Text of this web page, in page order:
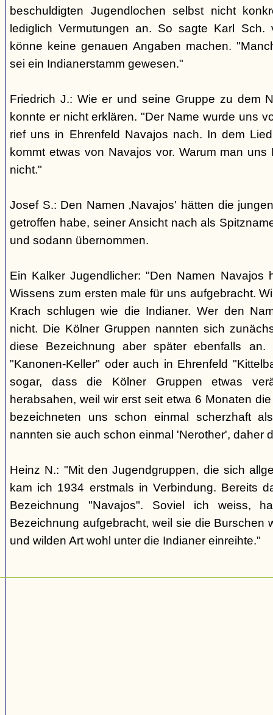
beschuldigten Jugendlochen selbst nicht
lediglich Vermutungen an. So sagte Karl
könne keine genauen Angaben machen.
sei ein Indianerstamm gewesen."
Friedrich J.: Wie er und seine Gruppe zu dem
konnte er nicht erklären. "Der Name wurde uns
rief uns in Ehrenfeld Navajos nach. In dem
kommt etwas von Navajos vor. Warum man
nicht."
Josef S.: Den Namen ‚Navajos' hätten die
getroffen habe, seiner Ansicht nach als
und sodann übernommen.
Ein Kalker Jugendlicher: "Den Namen Navajos
Wissens zum ersten male für uns aufgebracht.
Krach schlugen wie die Indianer. Wer den
nicht. Die Kölner Gruppen nannten sich
diese Bezeichnung aber später ebenfalls
"Kanonen-Keller" oder auch in Ehrenfeld
sogar, dass die Kölner Gruppen etwas
herabsahen, weil wir erst seit etwa 6 Monaten
bezeichneten uns schon einmal scherzhaft
nannten sie auch schon einmal 'Nerother', daher
Heinz N.: "Mit den Jugendgruppen, die sich
kam ich 1934 erstmals in Verbindung. Bereits
Bezeichnung "Navajos". Soviel ich weiss,
Bezeichnung aufgebracht, weil sie die Burschen
und wilden Art wohl unter die Indianer einreihte."